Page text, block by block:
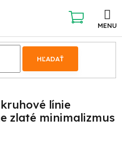
HĽADAŤ
NÁKUPNÝ
KOŠÍK
línie
zlaté minimalizmus